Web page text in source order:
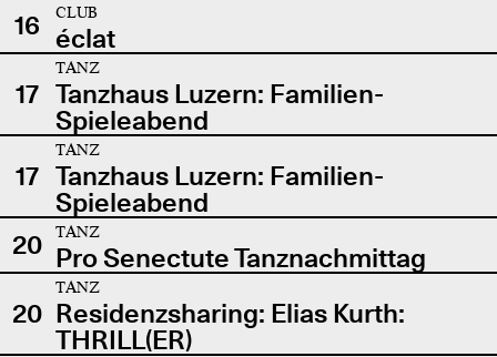
16
CLUB
éclat
17
TANZ
Tanzhaus Luzern: Familien-
Spieleabend
17
TANZ
Tanzhaus Luzern: Familien-
Spieleabend
20
TANZ
Pro Senectute Tanznachmittag
20
TANZ
Residenzsharing: Elias Kurth:
THRILL(ER)